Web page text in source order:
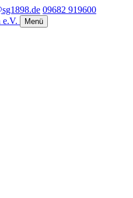
09682 919600
Menü